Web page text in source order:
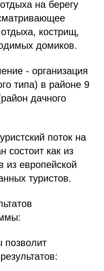
на берегу
кострищ,
домиков.
- организация
типа) в районе 9
дачного
поток на
состоит как из
из европейской
туристов.
позволит